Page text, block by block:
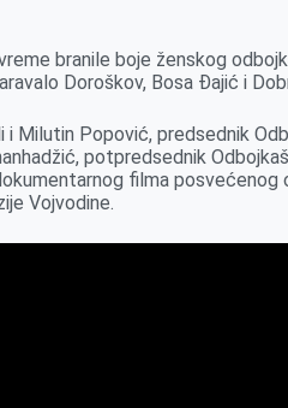
branile boje ženskog
Doroškov, Bosa Đajić i
Milutin Popović, predsednik
potpredsednik
filma posvećenog
Vojvodine.